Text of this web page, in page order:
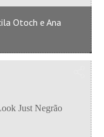
Otoch e Ana